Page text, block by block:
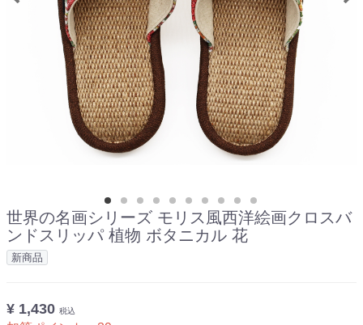
世界の名画シリーズ モリス風西洋絵画クロスバ
ンドスリッパ 植物 ボタニカル 花
新商品
¥ 1,430 税込